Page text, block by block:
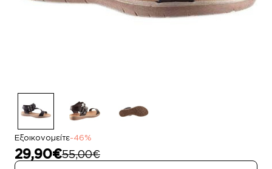
Εξοικονομείτε-46%
29,90€55,00€